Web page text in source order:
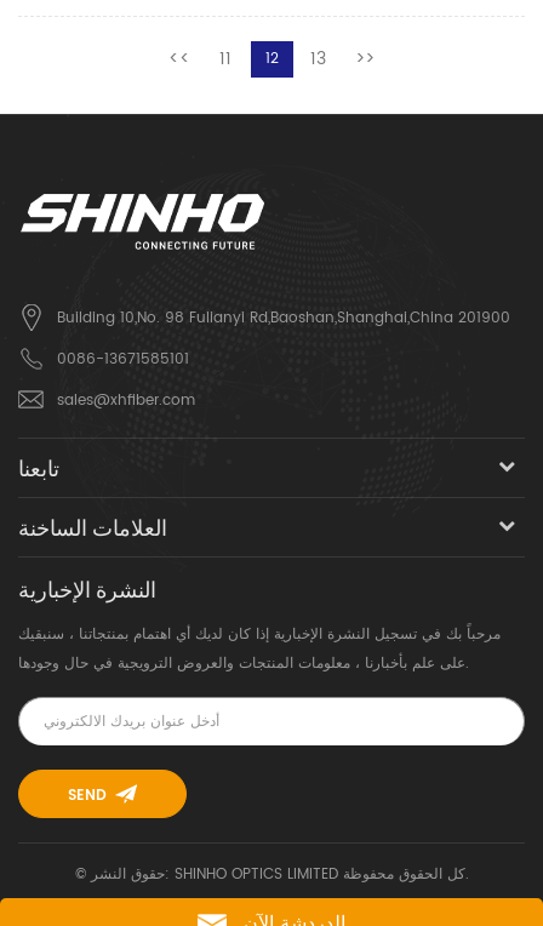
<< 11 12 13 >>
Building 10,No. 98 Fulianyi Rd,Baoshan,Shanghai,China 201900
0086-13671585101
sales@xhfiber.com
تابعنا
العلامات الساخنة
النشرة الإخبارية
مرحباً بك في تسجيل النشرة الإخبارية إذا كان لديك أي اهتمام بمنتجاتنا ، سنبقيك
على علم بأخبارنا ، معلومات المنتجات والعروض الترويجية في حال وجودها.
© حقوق النشر: SHINHO OPTICS LIMITED كل الحقوق محفوظة.